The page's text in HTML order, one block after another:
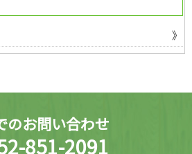
のお問い合わせ
851-2091